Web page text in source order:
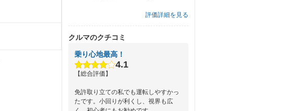
評価詳細を見る
クルマのクチコミ
乗り心地最高！
4.1
【総合評価】
免許取り立ての私でも運転しやすかっ
たです。小回りが利くし、視界も広